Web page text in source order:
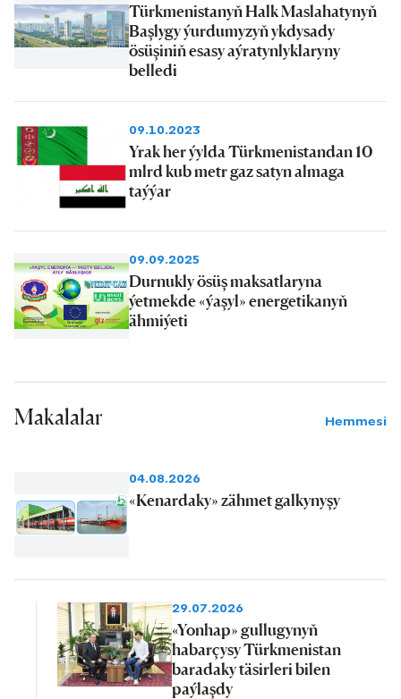
Türkmenistanyň Halk Maslahatynyň
Başlygy ýurdumyzyň ykdysady
ösüşiniň esasy aýratynlyklaryny
belledi
09.10.2023
Yrak her ýylda Türkmenistandan 10
mlrd kub metr gaz satyn almaga
taýýar
09.09.2025
Durnukly ösüş maksatlaryna
ýetmekde «ýaşyl» energetikanyň
ähmiýeti
Makalalar Hemmesi
04.08.2026
«Kenardaky» zähmet galkynyşy
29.07.2026
«Yonhap» gullugynyň
habarçysy Türkmenistan
baradaky täsirleri bilen
paýlaşdy